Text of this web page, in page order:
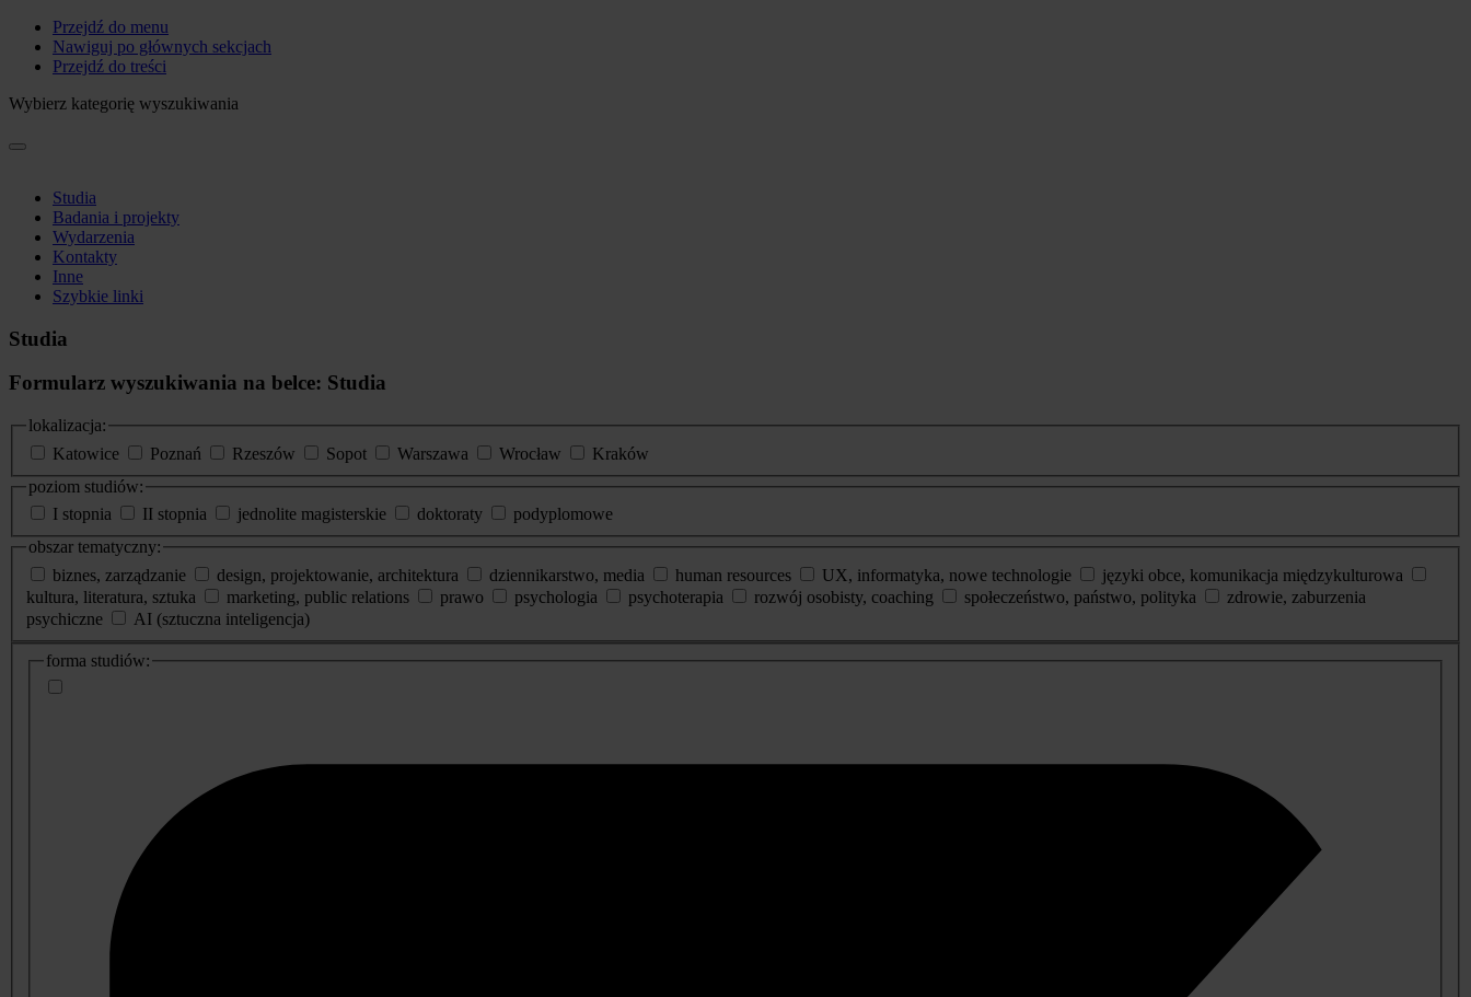
Przejdź do menu
Nawiguj po głównych sekcjach
Przejdź do treści
Wybierz kategorię wyszukiwania
Studia
Badania i projekty
Wydarzenia
Kontakty
Inne
Szybkie linki
Studia
Formularz wyszukiwania na belce: Studia
lokalizacja:
Katowice
Poznań Rzeszów Sopot Warszawa Wrocław
Kraków
poziom studiów:
I stopnia
II stopnia jednolite magisterskie doktoraty
podyplomowe
obszar tematyczny:
biznes, zarządzanie
design, projektowanie, architektura dziennikarstwo, media human resources UX, informatyka, nowe technologie
języki obce, komunikacja międzykulturowa
kultura, literatura, sztuka
marketing, public relations prawo psychologia psychoterapia rozwój osobisty, coaching społeczeństwo, państwo, polityka
zdrowie, zaburzenia
psychiczne
AI (sztuczna inteligencja)
dodatkowe
informacje
forma studiów: